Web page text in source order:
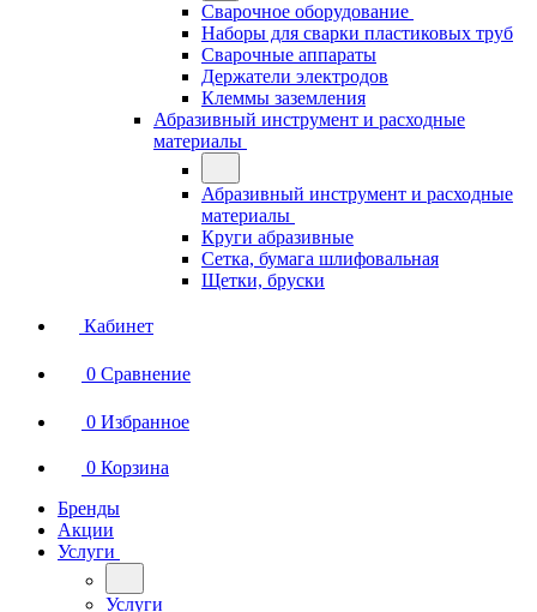
Сварочное оборудование
Наборы для сварки пластиковых труб
Сварочные аппараты
Держатели электродов
Клеммы заземления
Абразивный инструмент и расходные
материалы
Абразивный инструмент и расходные
материалы
Круги абразивные
Сетка, бумага шлифовальная
Щетки, бруски
Кабинет
0 Сравнение
0 Избранное
0 Корзина
Бренды
Акции
Услуги
Услуги